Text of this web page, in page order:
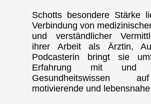
Schotts besondere Stärke
Verbindung von
und verständlicher
ihrer Arbeit als Ärztin,
Podcasterin bringt sie
Erfahrung mit und
Gesundheitswissen
motivierende und